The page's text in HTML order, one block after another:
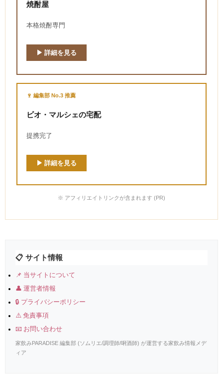
焼酎屋
本格焼酎専門
▶ 詳細を見る
🍷 編集部 No.3 推薦
ビオ・マルシェの宅配
提携完了
▶ 詳細を見る
※ アフィリエイトリンクが含まれます (PR)
📋 サイト情報
📌 当サイトについて
👤 運営者情報
🔒 プライバシーポリシー
⚠️ 免責事項
📧 お問い合わせ
家飲みPARADISE 編集部 (ソムリエ/調理師/唎酒師) が運営する家飲み情報メデ
ィア